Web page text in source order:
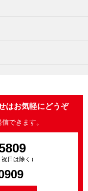
はお気軽にどうぞ
できます。
日は除く）